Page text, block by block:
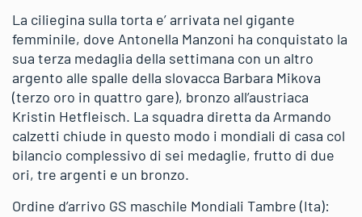
La ciliegina sulla torta e’ arrivata nel gigante
femminile, dove Antonella Manzoni ha conquistato la
sua terza medaglia della settimana con un altro
argento alle spalle della slovacca Barbara Mikova
(terzo oro in quattro gare), bronzo all’austriaca
Kristin Hetfleisch. La squadra diretta da Armando
calzetti chiude in questo modo i mondiali di casa col
bilancio complessivo di sei medaglie, frutto di due
ori, tre argenti e un bronzo.
Ordine d’arrivo GS maschile Mondiali Tambre (Ita):